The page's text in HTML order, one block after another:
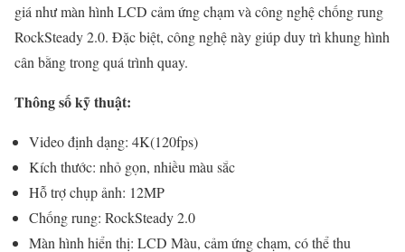
giá như màn hình LCD cảm ứng chạm và công nghệ chống rung
RockSteady 2.0. Đặc biệt, công nghệ này giúp duy trì khung hình
cân bằng trong quá trình quay.
Thông số kỹ thuật:
Video định dạng: 4K(120fps)
Kích thước: nhỏ gọn, nhiều màu sắc
Hỗ trợ chụp ảnh: 12MP
Chống rung: RockSteady 2.0
Màn hình hiển thị: LCD Màu, cảm ứng chạm, có thể thu